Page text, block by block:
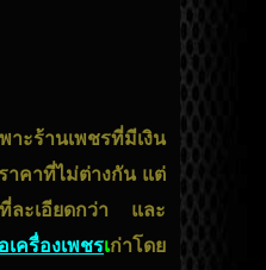
ะร้านเพชรที่มีเงิน
าคาที่ไม่ต่างกัน แต่
ที่ละเอียดกว่า และ
เครื่องเพชรเก่าโดย